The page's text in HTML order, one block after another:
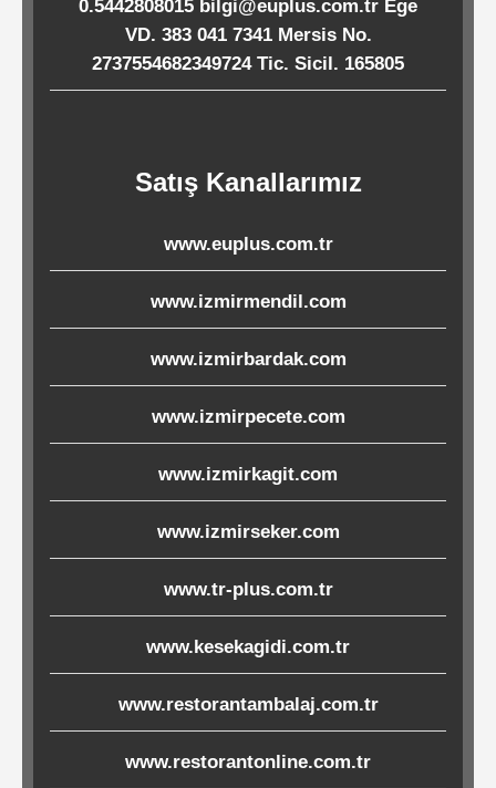
Kaseler
/
Tabaklar
Horeca
Endüstri
Ürünleri
Ürünler
Porselen-
Seramik
Cam
Buklet
Ürünler
Poşetler
&
Çöp
0.5442808015 bilgi@euplus.com.tr Ege
VD. 383 041 7341 Mersis No.
2737554682349724 Tic. Sicil. 165805
Satış Kanallarımız
www.euplus.com.tr
www.izmirmendil.com
www.izmirbardak.com
www.izmirpecete.com
www.izmirkagit.com
www.izmirseker.com
www.tr-plus.com.tr
www.kesekagidi.com.tr
www.restorantambalaj.com.tr
www.restorantonline.com.tr